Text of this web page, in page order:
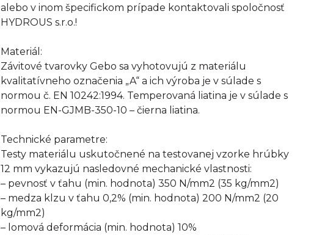
alebo v inom špecifickom prípade kontaktovali spoločnosť
HYDROUS s.r.o.!
Materiál:
Závitové tvarovky Gebo sa vyhotovujú z materiálu
kvalitatívneho označenia „A“ a ich výroba je v súlade s
normou č. EN 10242:1994. Temperovaná liatina je v súlade s
normou EN-GJMB-350-10 – čierna liatina.
Technické parametre:
Testy materiálu uskutočnené na testovanej vzorke hrúbky
12 mm vykazujú nasledovné mechanické vlastnosti:
– pevnosť v ťahu (min. hodnota) 350 N/mm2 (35 kg/mm2)
– medza klzu v ťahu 0,2% (min. hodnota) 200 N/mm2 (20
kg/mm2)
– lomová deformácia (min. hodnota) 10%